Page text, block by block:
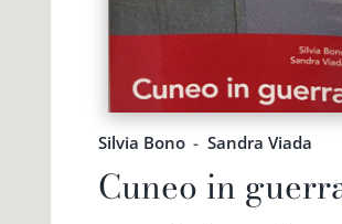
Silvia Bono - Sandra Viada
Cuneo in